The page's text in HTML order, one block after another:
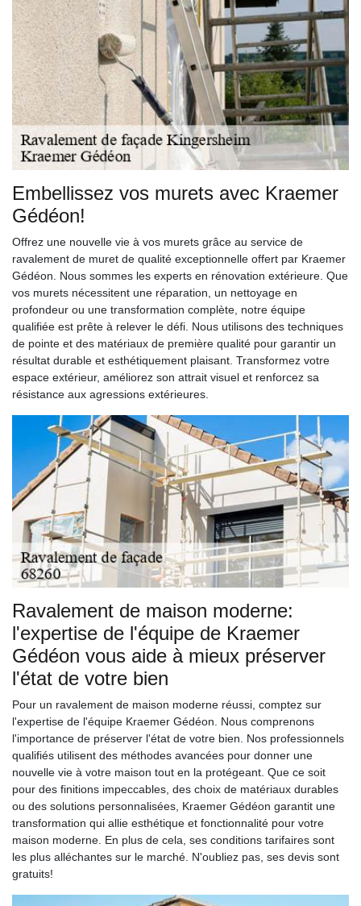
Embellissez vos murets avec Kraemer
Gédéon!
Offrez une nouvelle vie à vos murets grâce au service de
ravalement de muret de qualité exceptionnelle offert par Kraemer
Gédéon. Nous sommes les experts en rénovation extérieure. Que
vos murets nécessitent une réparation, un nettoyage en
profondeur ou une transformation complète, notre équipe
qualifiée est prête à relever le défi. Nous utilisons des techniques
de pointe et des matériaux de première qualité pour garantir un
résultat durable et esthétiquement plaisant. Transformez votre
espace extérieur, améliorez son attrait visuel et renforcez sa
résistance aux agressions extérieures.
Ravalement de maison moderne:
l'expertise de l'équipe de Kraemer
Gédéon vous aide à mieux préserver
l'état de votre bien
Pour un ravalement de maison moderne réussi, comptez sur
l'expertise de l'équipe Kraemer Gédéon. Nous comprenons
l'importance de préserver l'état de votre bien. Nos professionnels
qualifiés utilisent des méthodes avancées pour donner une
nouvelle vie à votre maison tout en la protégeant. Que ce soit
pour des finitions impeccables, des choix de matériaux durables
ou des solutions personnalisées, Kraemer Gédéon garantit une
transformation qui allie esthétique et fonctionnalité pour votre
maison moderne. En plus de cela, ses conditions tarifaires sont
les plus alléchantes sur le marché. N'oubliez pas, ses devis sont
gratuits!